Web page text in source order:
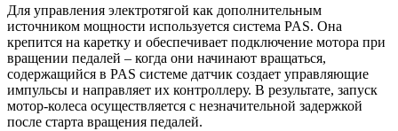
Для управления электротягой как дополнительным
источником мощности используется система PAS. Она
крепится на каретку и обеспечивает подключение мотора при
вращении педалей – когда они начинают вращаться,
содержащийся в PAS системе датчик создает управляющие
импульсы и направляет их контроллеру. В результате, запуск
мотор-колеса осуществляется с незначительной задержкой
после старта вращения педалей.